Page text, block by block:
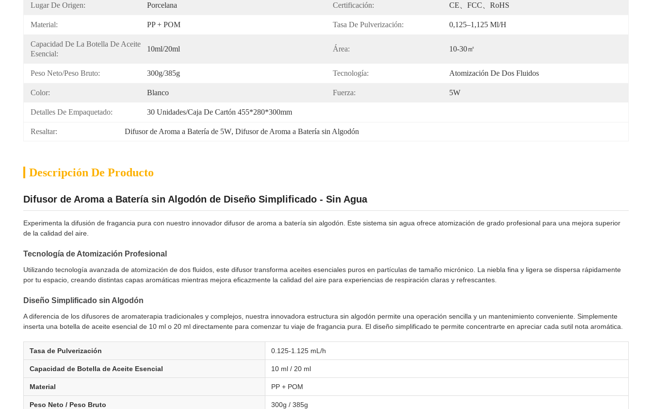
Lugar De Origen: Porcelana Certificación: CE、FCC、RoHS
Material: PP + POM Tasa De Pulverización: 0,125–1,125 Ml/h
Capacidad De La Botella De Aceite
Esencial:
10ml/20ml Área: 10-30㎡
Peso Neto/Peso Bruto: 300g/385g Tecnología: Atomización De Dos Fluidos
Color: Blanco Fuerza: 5W
Detalles De Empaquetado: 30 Unidades/caja De Cartón 455*280*300mm
Resaltar: Difusor de Aroma a Batería de 5W, Difusor de Aroma a Batería sin Algodón
Descripción De Producto
Difusor de Aroma a Batería sin Algodón de Diseño Simplificado - Sin Agua
Experimenta la difusión de fragancia pura con nuestro innovador difusor de aroma a batería sin algodón. Este sistema sin agua ofrece atomización de grado profesional para una mejora superior
de la calidad del aire.
Tecnología de Atomización Profesional
Utilizando tecnología avanzada de atomización de dos fluidos, este difusor transforma aceites esenciales puros en partículas de tamaño micrónico. La niebla fina y ligera se dispersa rápidamente
por tu espacio, creando distintas capas aromáticas mientras mejora eficazmente la calidad del aire para experiencias de respiración claras y refrescantes.
Diseño Simplificado sin Algodón
A diferencia de los difusores de aromaterapia tradicionales y complejos, nuestra innovadora estructura sin algodón permite una operación sencilla y un mantenimiento conveniente. Simplemente
inserta una botella de aceite esencial de 10 ml o 20 ml directamente para comenzar tu viaje de fragancia pura. El diseño simplificado te permite concentrarte en apreciar cada sutil nota aromática.
Tasa de Pulverización 0.125-1.125 mL/h
Capacidad de Botella de Aceite Esencial 10 ml / 20 ml
Material PP + POM
Peso Neto / Peso Bruto 300g / 385g